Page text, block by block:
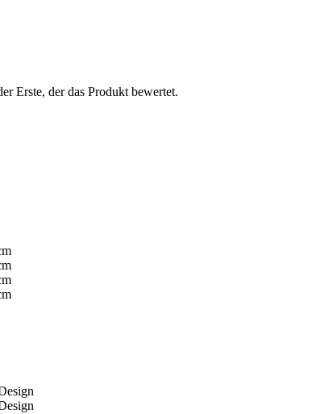
Erste, der das Produkt bewertet.